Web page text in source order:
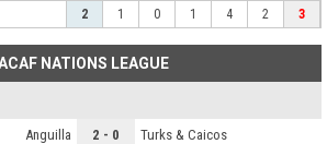
2 1 0 1 4 2 3
NATIONS LEAGUE
Anguilla 2 - 0 Turks & Caicos